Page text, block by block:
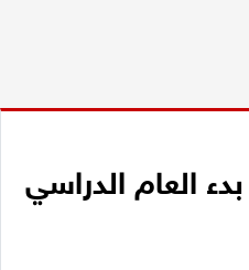
العام الدراسي